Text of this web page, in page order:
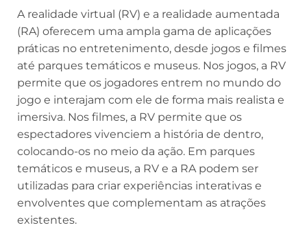
A realidade virtual (RV) e a realidade aumentada
(RA) oferecem uma ampla gama de aplicações
práticas no entretenimento, desde jogos e filmes
até parques temáticos e museus. Nos jogos, a RV
permite que os jogadores entrem no mundo do
jogo e interajam com ele de forma mais realista e
imersiva. Nos filmes, a RV permite que os
espectadores vivenciem a história de dentro,
colocando-os no meio da ação. Em parques
temáticos e museus, a RV e a RA podem ser
utilizadas para criar experiências interativas e
envolventes que complementam as atrações
existentes.